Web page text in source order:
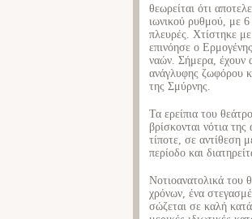
θεωρείται ότι
ιωνικού ρυθμού, με 6
πλευρές. Χτίστηκε
επινόησε ο
ναών. Σήμερα, έχουν
ανάγλυφης ζωφόρου
της Σμύρνης.
Τα ερείπια του
βρίσκονται νότια
τίποτε, σε αντίθεση
περίοδο και
Νοτιοανατολικά του
χρόνων, ένα
σώζεται σε καλή